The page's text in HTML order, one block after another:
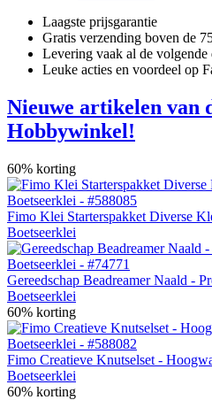
Laagste prijsgarantie
Gratis verzending boven de
Levering vaak al de volgende
Leuke acties en voordeel op
Nieuwe artikelen van
Hobbywinkel!
60% korting
Fimo Klei Starterspakket Diverse
Boetseerklei
Gereedschap Beadreamer Naald -
Boetseerklei
60% korting
Fimo Creatieve Knutselset -
Boetseerklei
60% korting